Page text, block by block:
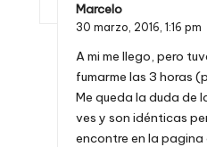
Marcelo
30 marzo, 2016, 1:16 pm
A mi me llego, pero
fumarme las 3 horas
Me queda la duda de
ves y son idénticas
encontre en la pagina